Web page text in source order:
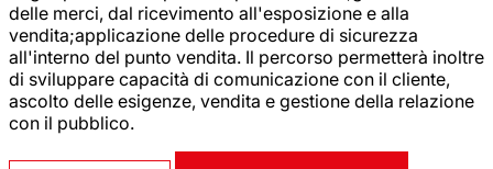
delle merci, dal ricevimento all'esposizione e alla
vendita;applicazione delle procedure di sicurezza
all'interno del punto vendita. Il percorso permetterà inoltre
di sviluppare capacità di comunicazione con il cliente,
ascolto delle esigenze, vendita e gestione della relazione
con il pubblico.